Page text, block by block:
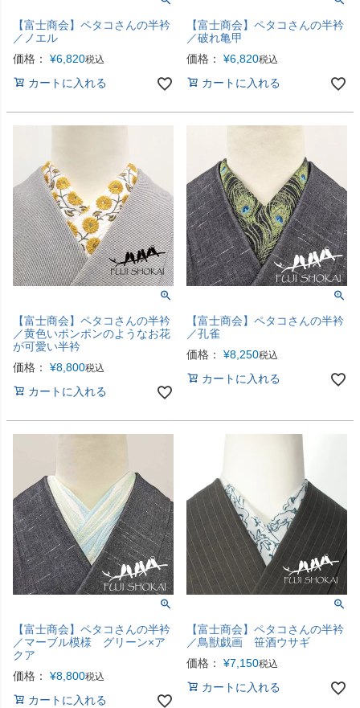
【富士商会】ペタコさんの半衿
／ノエル
価格：
¥6,820税込
カートに入れる
【富士商会】ペタコさんの半衿
／破れ亀甲
価格：
¥6,820税込
カートに入れる
【富士商会】ペタコさんの半衿
／黄色いポンポンのようなお花
が可愛い半衿
価格：
¥8,800税込
カートに入れる
【富士商会】ペタコさんの半衿
／孔雀
価格：
¥8,250税込
カートに入れる
【富士商会】ペタコさんの半衿
／マーブル模様 グリーン×ア
クア
価格：
¥8,800税込
カートに入れる
【富士商会】ペタコさんの半衿
／鳥獣戯画 笹酒ウサギ
価格：
¥7,150税込
カートに入れる